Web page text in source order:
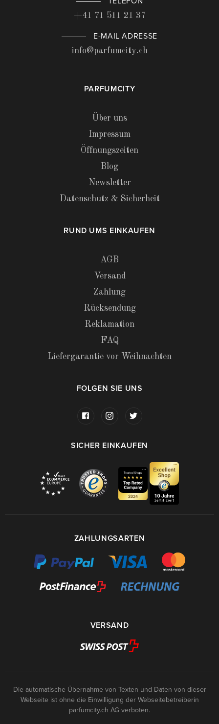
+41 71 511 21 37
E-MAIL ADRESSE
info@parfumcity.ch
PARFUMCITY
Über uns
Impressum
Öffnungszeiten
Blog
Newsletter
Datenschutz & Sicherheit
RUND UMS EINKAUFEN
AGB
Versand
Zahlung
Rücksendung
Reklamation
FAQ
Liefergarantie vor Weihnachten
FOLGEN SIE UNS
SICHER EINKAUFEN
ZAHLUNGSARTEN
VERSAND
Die automatische Übernahme von Texten und Daten von dieser
Webseite ist ohne die Einwilligung der Webseitebetreiberin
parfumcity.ch AG verboten.